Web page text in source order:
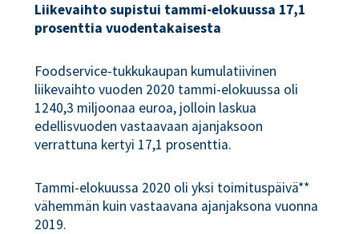
Liikevaihto supistui tammi-elokuussa 17,1
prosenttia vuodentakaisesta
Foodservice-tukkukaupan kumulatiivinen
liikevaihto vuoden 2020 tammi-elokuussa oli
1240,3 miljoonaa euroa, jolloin laskua
edellisvuoden vastaavaan ajanjaksoon
verrattuna kertyi 17,1 prosenttia.
Tammi-elokuussa 2020 oli yksi toimituspäivä**
vähemmän kuin vastaavana ajanjaksona vuonna
2019.